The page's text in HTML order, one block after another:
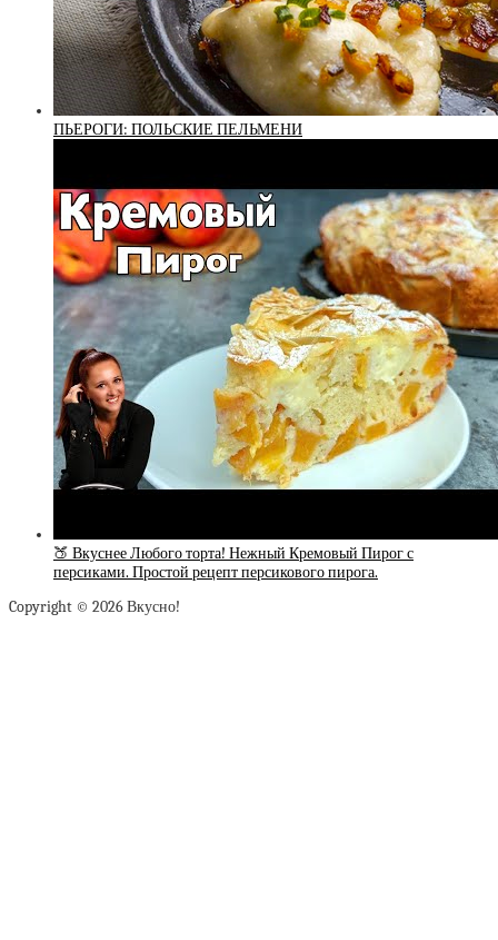
ПЬЕРОГИ: ПОЛЬСКИЕ ПЕЛЬМЕНИ
🍑 Вкуснее Любого торта! Нежный Кремовый Пирог с
персиками. Простой рецепт персикового пирога.
Copyright © 2026 Вкусно!